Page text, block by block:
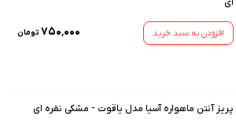
افزودن به سبد خرید ۷۵۰٬۰۰۰ تومان
پریز آنتن ماهواره آسیا مدل یاقوت - مشکی نقره ای